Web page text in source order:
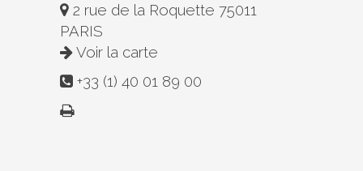
2 rue de la Roquette 75011
PARIS
Voir la carte
+33 (1) 40 01 89 00